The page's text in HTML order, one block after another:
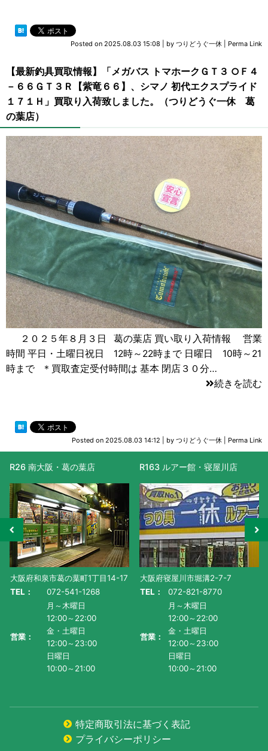
Posted on 2025.08.03 15:08 by つりどうぐ一休 Perma Link
【最新釣具買取情報】「メガバス トマホークＧＴ３ ○Ｆ４
－６６ＧＴ３Ｒ【紫竜６６】、シマノ 初代エクスプライド
１７１Ｈ」買取り入荷致しました。（つりどうぐ一休 葛
の葉店）
２０２５年８月３日 葛の葉店 買い取り入荷情報 営業
時間 平日・土曜日祝日 12時～22時まで 日曜日 10時～21
時まで ＊買取査定受付時間は 基本 閉店３０分…
続きを読む
Posted on 2025.08.03 14:12 by つりどうぐ一休 Perma Link
R163 ルアー館・寝屋川店
大阪府寝屋川市堀溝2-7-7
TEL：
072-821-8770
営業：
月～木曜日
12:00～22:00
金・土曜日
12:00～23:00
日曜日
10:00～21:00
R477 滋賀守山店
滋賀県守山市水保町1130番地-1
TEL：
077-585-5011
営業：
月～金曜日・祝
AM10:00～PM9:00
土曜日
AM9:00~PM9:00
日曜日
AM9:00～PM8:00
特定商取引法に基づく表記
プライバシーポリシー